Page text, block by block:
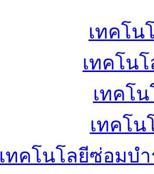
เทคโน
เทคโน
เทคโ
เทคโน
เทคโนโลยีซ่อมบ